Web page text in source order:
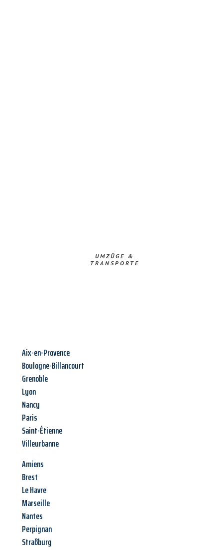
UMZÜGE &
TRANSPORTE
Aix-en-Provence
Boulogne-Billancourt
Grenoble
Lyon
Nancy
Paris
Saint-Étienne
Villeurbanne
Amiens
Brest
Le Havre
Marseille
Nantes
Perpignan
Straßburg